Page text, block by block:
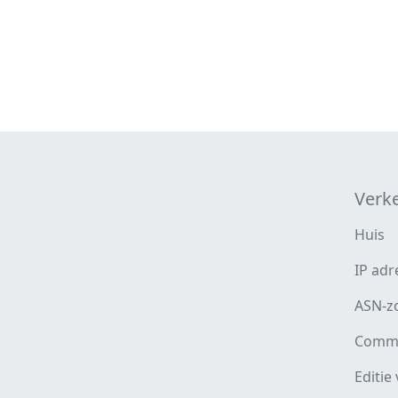
Huis
IP
ASN-
Editie